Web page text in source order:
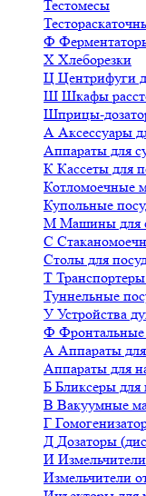
Тестомесы
Ф
Х Хлеборезки
Ц Центрифуги
Ш Шкафы
Шприцы-
А Аксессуары
Аппараты для
К Кассеты для
Котломоечные
Купольные
М Машины для
С
Столы для
Т
Туннельные
У Устройства
Ф
А Аппараты
Аппараты для
Б Бликсеры для
В Вакуумные
Г
Д Дозаторы
И
Измельчители